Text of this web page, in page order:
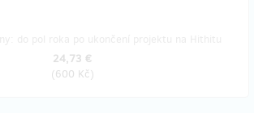
24,73 €
(600 Kč)